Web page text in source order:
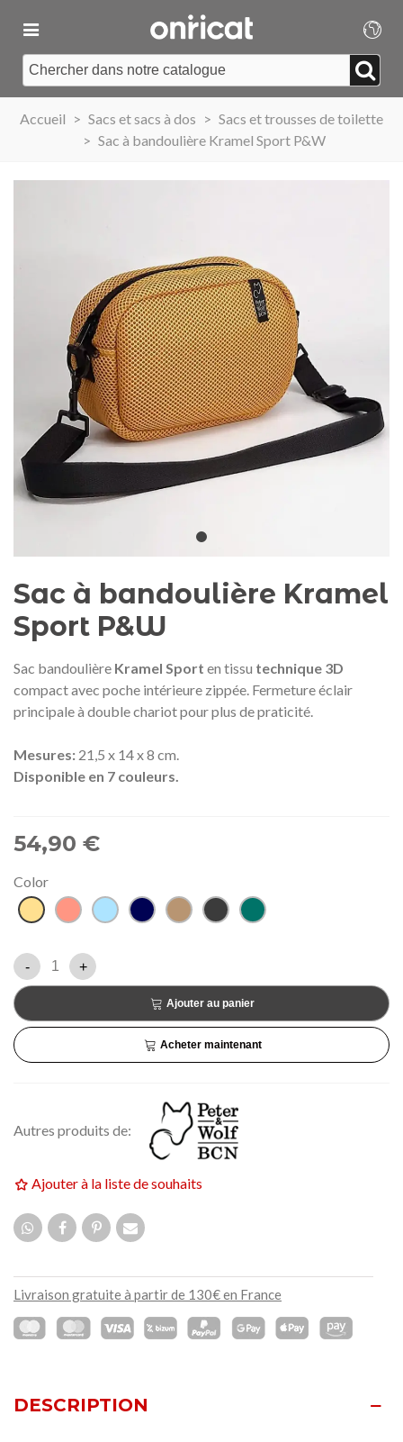
Accueil > Sacs et sacs à dos > Sacs et trousses de toilette
> Sac à bandoulière Kramel Sport P&W
Sac à bandoulière Kramel
Sport P&W
Sac bandoulière Kramel Sport en tissu technique 3D
compact avec poche intérieure zippée. Fermeture éclair
principale à double chariot pour plus de praticité.
Mesures: 21,5 x 14 x 8 cm.
Disponible en 7 couleurs.
54,90 €
Color
Miel
SaumonBleu
clair
Bleu
marine
Beige Gris
anthracite
Pétrole
vert
- +
Ajouter au panier
Acheter maintenant
Autres produits de:
Ajouter à la liste de souhaits
Livraison gratuite à partir de 130€ en France
DESCRIPTION
Médaille commémorative Gaudí
2026 – Édition limitée
89,00 € NEUF
Ajouter au panier
Motxilla Stivibags
149,00 €